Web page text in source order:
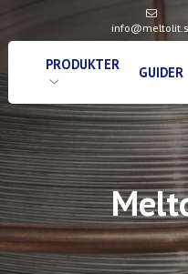
PRODUKTER GUIDER